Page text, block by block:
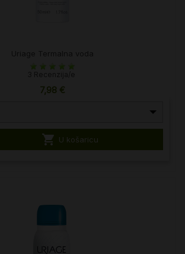
7,98 €
 U košaricu